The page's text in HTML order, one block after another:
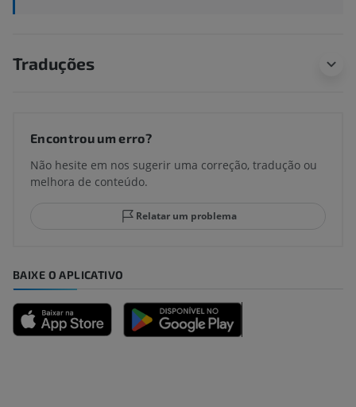
Traduções
Encontrou um erro?
Não hesite em nos sugerir uma correção, tradução ou
melhora de conteúdo.
Relatar um problema
BAIXE O APLICATIVO